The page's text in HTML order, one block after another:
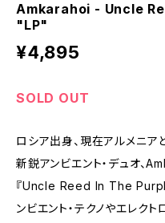
Amkarahoi - Uncle
"LP"
¥4,895
SOLD OUT
ロシア出身、現在アルメニア
新鋭アンビエント・デュオ、
『Uncle Reed In The
ンビエント・テクノやエレク